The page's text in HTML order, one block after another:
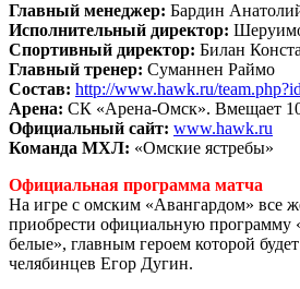
Главный менеджер: Бардин
Исполнительный директор:
Спортивный директор: Билан
Главный тренер: Суманнен Раймо
Состав: http://www.hawk.ru/
Арена: СК «Арена-Омск». Вмещает
Официальный сайт: www.hawk.ru
Команда МХЛ: «Омские ястребы»
Официальная программа матча
На игре с омским «Авангардом» все
приобрести официальную программу
белые», главным героем которой
челябинцев Егор Дугин.